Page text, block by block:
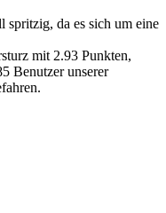
spritzig, da es sich um eine
mit 2.93 Punkten,
Benutzer unserer